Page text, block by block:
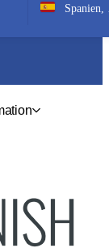
Spanien, Barcelona